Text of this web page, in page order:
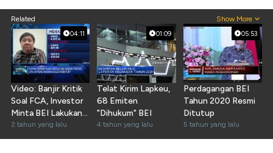
Related Show More
04:11
Video: Banjir Kritik
Soal FCA, Investor
Minta BEI Lakukan
Ini
2 tahun yang lalu
01:09
Telat Kirim Lapkeu,
68 Emiten
"Dihukum" BEI
4 tahun yang lalu
05:53
Perdagangan BEI
Tahun 2020 Resmi
Ditutup
5 tahun yang lalu